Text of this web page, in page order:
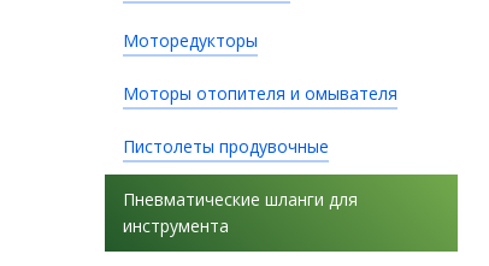
Моторедукторы
Моторы отопителя и омывателя
Пистолеты продувочные
Пневматические шланги для
инструмента